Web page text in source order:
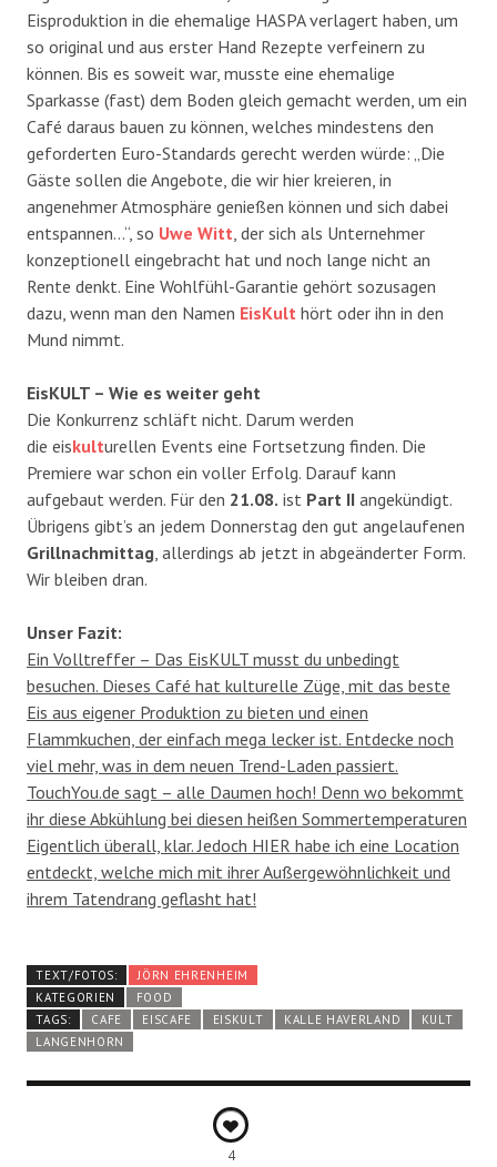
Eisproduktion in die ehemalige HASPA verlagert haben, um
so original und aus erster Hand Rezepte verfeinern zu
können. Bis es soweit war, musste eine ehemalige
Sparkasse (fast) dem Boden gleich gemacht werden, um ein
Café daraus bauen zu können, welches mindestens den
geforderten Euro-Standards gerecht werden würde: „Die
Gäste sollen die Angebote, die wir hier kreieren, in
angenehmer Atmosphäre genießen können und sich dabei
entspannen…“, so Uwe Witt, der sich als Unternehmer
konzeptionell eingebracht hat und noch lange nicht an
Rente denkt. Eine Wohlfühl-Garantie gehört sozusagen
dazu, wenn man den Namen EisKult hört oder ihn in den
Mund nimmt.
EisKULT – Wie es weiter geht
Die Konkurrenz schläft nicht. Darum werden
die eiskulturellen Events eine Fortsetzung finden. Die
Premiere war schon ein voller Erfolg. Darauf kann
aufgebaut werden. Für den 21.08. ist Part II angekündigt.
Übrigens gibt’s an jedem Donnerstag den gut angelaufenen
Grillnachmittag, allerdings ab jetzt in abgeänderter Form.
Wir bleiben dran.
Unser Fazit:
Ein Volltreffer – Das EisKULT musst du unbedingt
besuchen. Dieses Café hat kulturelle Züge, mit das beste
Eis aus eigener Produktion zu bieten und einen
Flammkuchen, der einfach mega lecker ist. Entdecke noch
viel mehr, was in dem neuen Trend-Laden passiert.
TouchYou.de sagt – alle Daumen hoch! Denn wo bekommt
ihr diese Abkühlung bei diesen heißen Sommertemperaturen
Eigentlich überall, klar. Jedoch HIER habe ich eine Location
entdeckt, welche mich mit ihrer Außergewöhnlichkeit und
ihrem Tatendrang geflasht hat!
TEXT/FOTOS:
JÖRN EHRENHEIM
KATEGORIEN
FOOD
TAGS:
CAFE EISCAFE EISKULT KALLE HAVERLAND
KULT
LANGENHORN
4